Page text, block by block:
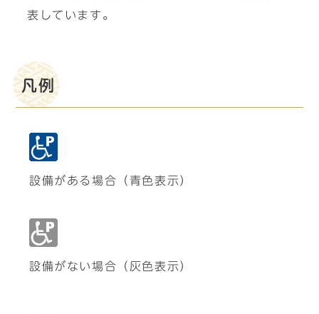
表しています。
凡例
設備がある場合（青色表示）
設備がない場合（灰色表示）